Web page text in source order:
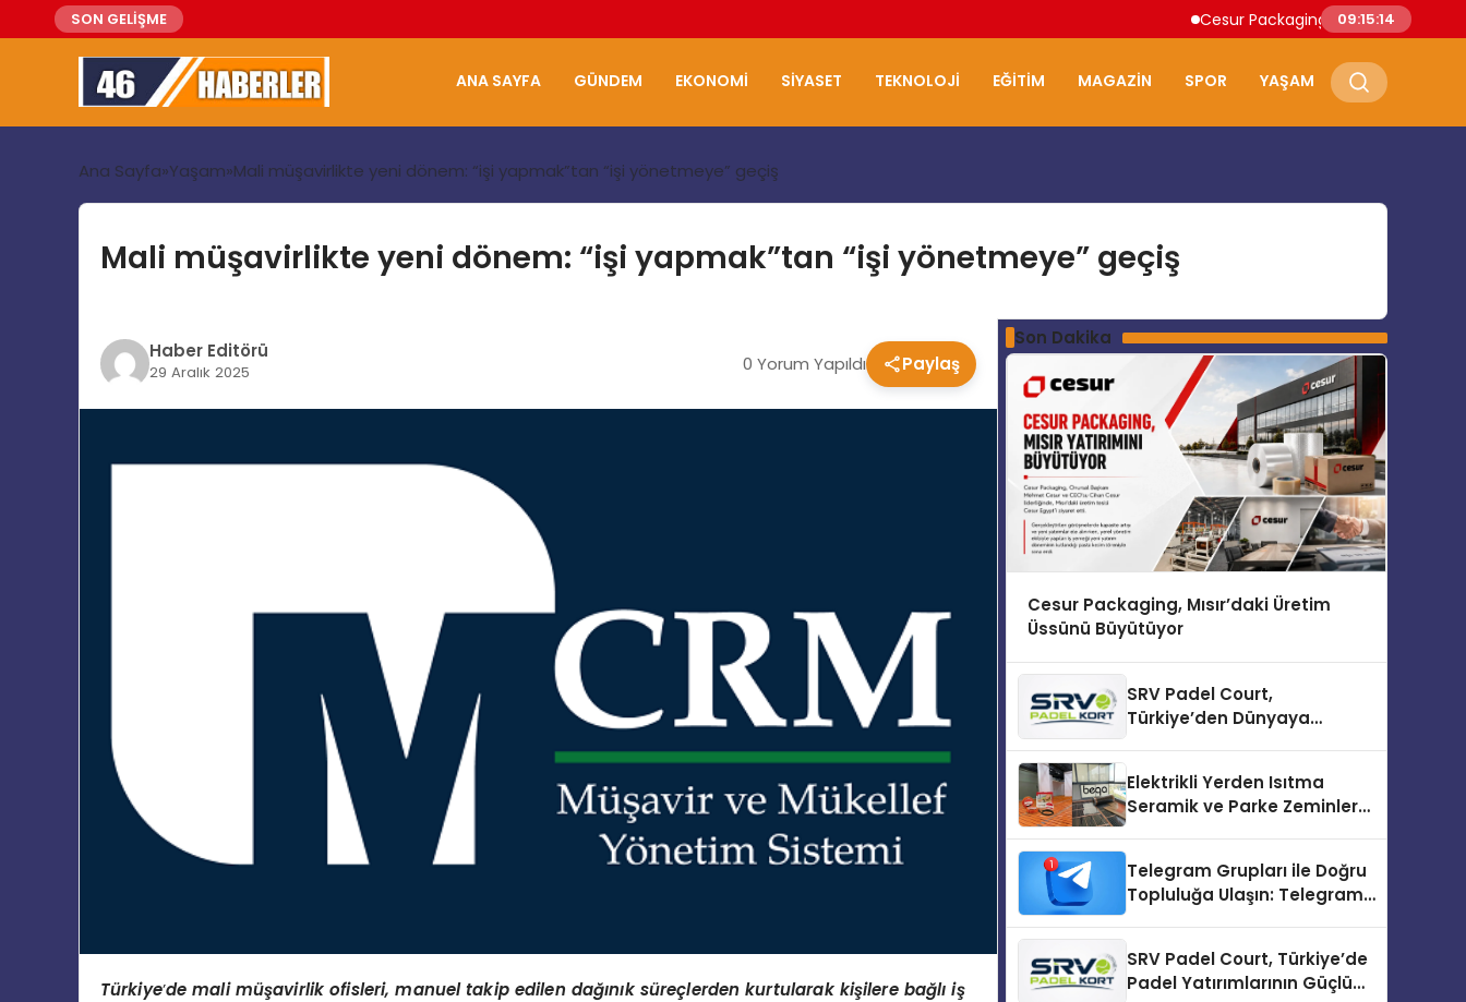
SON GELİŞME Cesur Packaging, Mısır’daki Üretim
09:15:15
ANA SAYFA GÜNDEM EKONOMI SIYASET TEKNOLOJI EĞITIM MAGAZIN SPOR YAŞAM
Ana Sayfa Yaşam Mali müşavirlikte yeni dönem: “işi yapmak”tan “işi yönetmeye” geçiş
Mali müşavirlikte yeni dönem: “işi yapmak”tan “işi yönetmeye” geçiş
Haber Editörü
29 Aralık 2025 0 Yorum Yapıldı Paylaş
Türkiye’de malimüşavirlik ofisleri, manuel takip edilen dağınık süreçlerden kurtularak kişilere bağlıiş
Son Dakika
Cesur Packaging, Mısır’daki Üretim
Üssünü Büyütüyor
SRV Padel Court,
Türkiye’den Dünyaya
Elektrikli Yerden Isıtma
Seramik ve Parke Zeminler
Telegram Grupları ile Doğru
Topluluğa Ulaşın: Telegram
SRV Padel Court, Türkiye’de
Padel Yatırımlarının Güçlü